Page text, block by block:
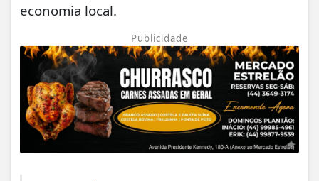
economia local.
Publicidade